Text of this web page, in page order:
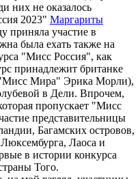
них не оказалось
2023" Маргариты
приняла участие в
была ехать также на
"Мисс Россия", как
принадлежит британке
"Мисс Мира" Эрика Морли),
в Дели. Впрочем,
пропускает "Мисс
представительницы
Багамских островов,
Лаоса и
в истории конкурса
Того.